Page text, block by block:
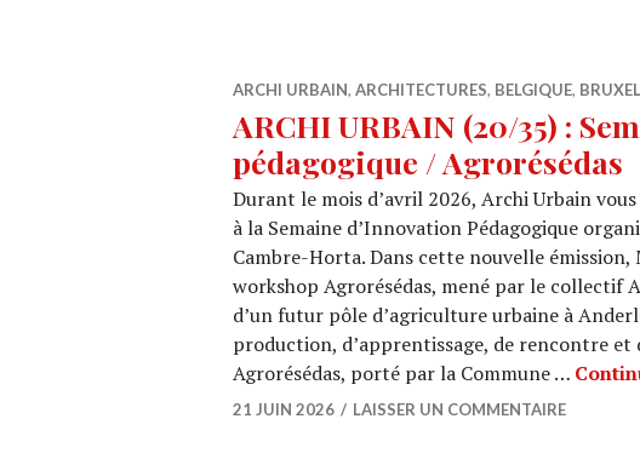
ARCHI URBAIN, ARCHITECTURES, BELGIQUE,
ARCHI URBAIN (20/35) :
pédagogique / Agrorésédas
Durant le mois d’avril 2026, Archi Urbain
à la Semaine d’Innovation Pédagogique
Cambre-Horta. Dans cette nouvelle
workshop Agrorésédas, mené par le collectif
d’un futur pôle d’agriculture urbaine à
production, d’apprentissage, de rencontre et
Agrorésédas, porté par la Commune …
21 JUIN 2026 LAISSER UN COMMENTAIRE